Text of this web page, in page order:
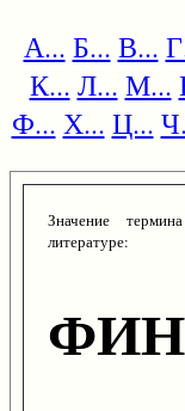
А... Б... В...
К... Л... М...
Ф... Х... Ц...
Значение
литературе: